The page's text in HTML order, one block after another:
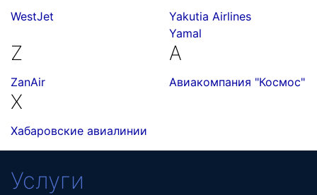
WestJet
Yakutia Airlines
Yamal
Z
ZanAir
А
Авиакомпания "Космос"
Х
Хабаровские авиалинии
Услуги